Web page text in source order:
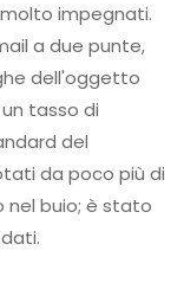
impegnati.
a due punte,
dell'oggetto
tasso di
del
da poco più di
nel buio; è stato